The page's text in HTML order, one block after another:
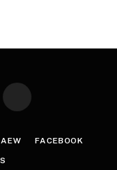
TikTok
FACEBOOK